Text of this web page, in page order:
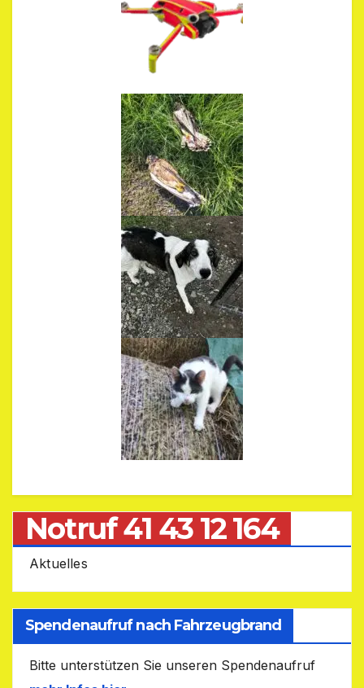
Notruf 41 43 12 164
Aktuelles
Spendenaufruf nach Fahrzeugbrand
Bitte unterstützen Sie unseren Spendenaufruf